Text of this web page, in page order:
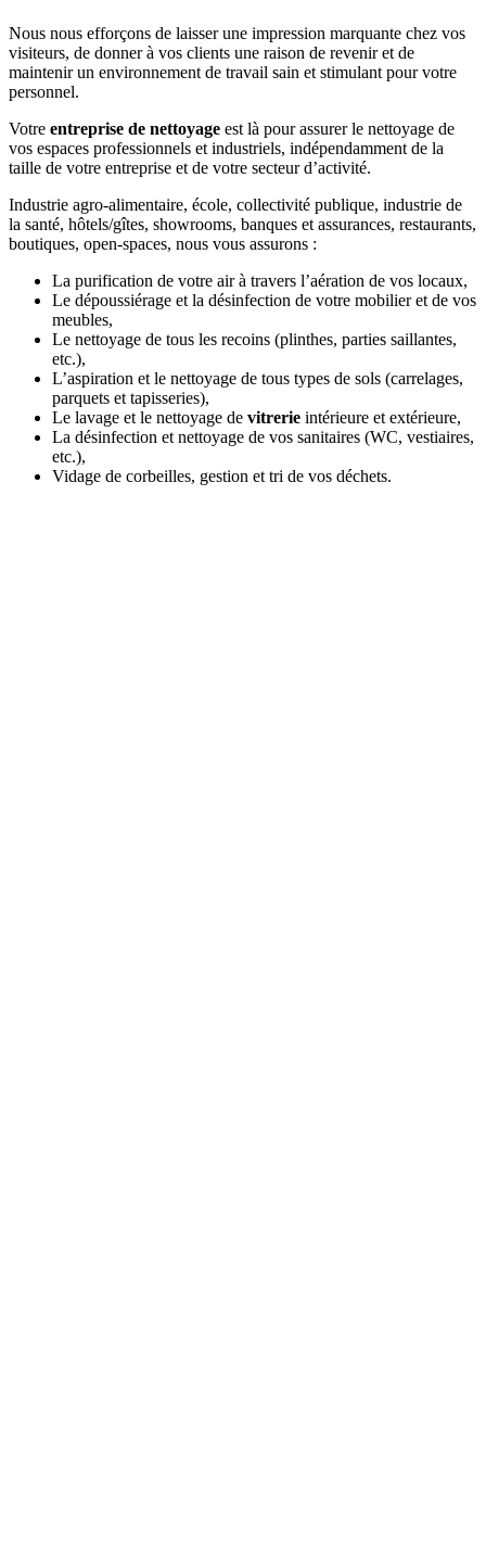
Nous nous efforçons de laisser une impression marquante chez vos
visiteurs, de donner à vos clients une raison de revenir et de
maintenir un environnement de travail sain et stimulant pour votre
personnel.
Votre entreprise de nettoyage est là pour assurer le nettoyage de
vos espaces professionnels et industriels, indépendamment de la
taille de votre entreprise et de votre secteur d’activité.
Industrie agro-alimentaire, école, collectivité publique, industrie de
la santé, hôtels/gîtes, showrooms, banques et assurances, restaurants,
boutiques, open-spaces, nous vous assurons :
La purification de votre air à travers l’aération de vos locaux,
Le dépoussiérage et la désinfection de votre mobilier et de vos
meubles,
Le nettoyage de tous les recoins (plinthes, parties saillantes,
etc.),
L’aspiration et le nettoyage de tous types de sols (carrelages,
parquets et tapisseries),
Le lavage et le nettoyage de vitrerie intérieure et extérieure,
La désinfection et nettoyage de vos sanitaires (WC, vestiaires,
etc.),
Vidage de corbeilles, gestion et tri de vos déchets.